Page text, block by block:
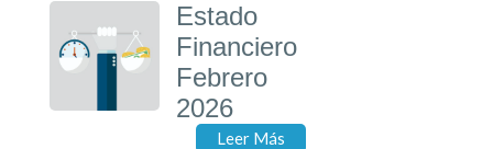
Estado
Financiero
Febrero
2026
Leer Más